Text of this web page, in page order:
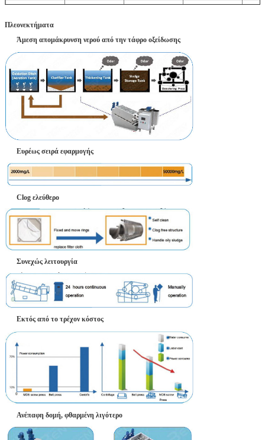
KTDL403
240 480 24
24
Πλεονεκτήματα
Άμεση απομάκρυνση νερού από την τάφρο οξείδωσης
Ευρέως σειρά εφαρμογής
Clog ελεύθερο
Συνεχώς λειτουργία
Εκτός από το τρέχον κόστος
Ανέπαφη δομή, φθαρμένη λιγότερο